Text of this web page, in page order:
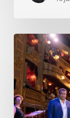
Félicitations
aux
lauréats
du
Prix
du